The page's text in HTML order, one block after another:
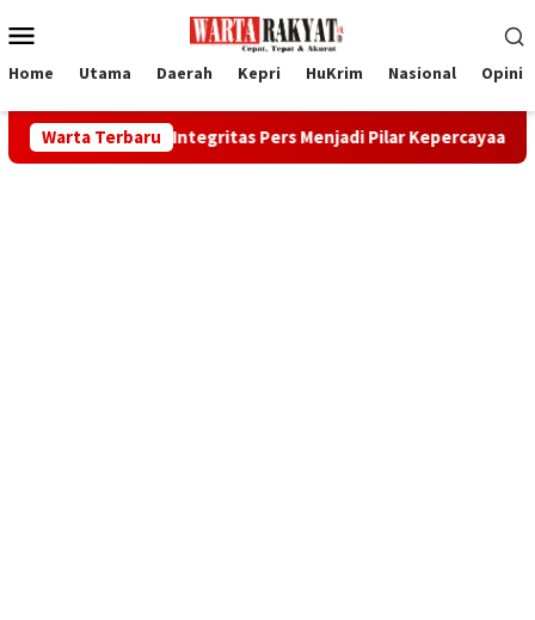
ke
Mobile
Home Utama Daerah Kepri HuKrim Nasional Opini
Warta Terbaru
Integritas Pers Menjadi Pilar Kepercayaan Publik